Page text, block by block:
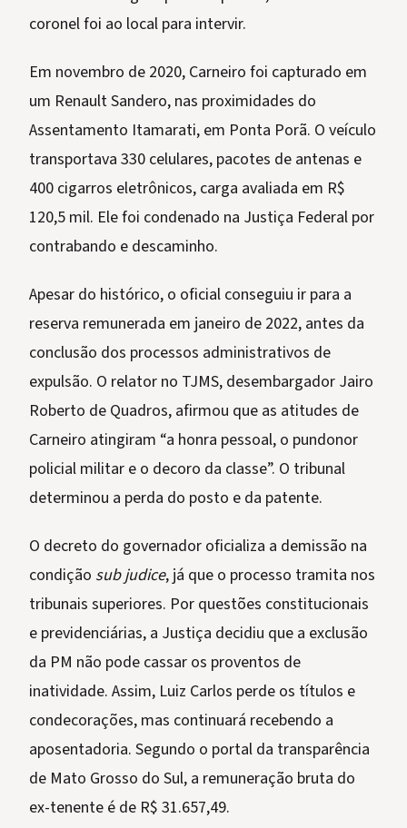
coronel foi ao local para intervir.
Em novembro de 2020, Carneiro foi capturado em
um Renault Sandero, nas proximidades do
Assentamento Itamarati, em Ponta Porã. O veículo
transportava 330 celulares, pacotes de antenas e
400 cigarros eletrônicos, carga avaliada em R$
120,5 mil. Ele foi condenado na Justiça Federal por
contrabando e descaminho.
Apesar do histórico, o oficial conseguiu ir para a
reserva remunerada em janeiro de 2022, antes da
conclusão dos processos administrativos de
expulsão. O relator no TJMS, desembargador Jairo
Roberto de Quadros, afirmou que as atitudes de
Carneiro atingiram “a honra pessoal, o pundonor
policial militar e o decoro da classe”. O tribunal
determinou a perda do posto e da patente.
O decreto do governador oficializa a demissão na
condição sub judice, já que o processo tramita nos
tribunais superiores. Por questões constitucionais
e previdenciárias, a Justiça decidiu que a exclusão
da PM não pode cassar os proventos de
inatividade. Assim, Luiz Carlos perde os títulos e
condecorações, mas continuará recebendo a
aposentadoria. Segundo o portal da transparência
de Mato Grosso do Sul, a remuneração bruta do
ex-tenente é de R$ 31.657,49.